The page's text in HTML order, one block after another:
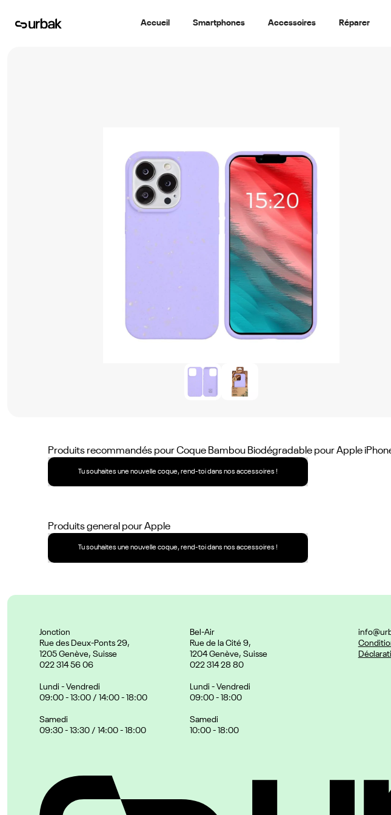
Accueil Smartphones Accessoires Réparer
Produits recommandés pourCoque Bambou Biodégradable pour Apple
Tu souhaites une nouvelle coque, rend-toi dans nos accessoires !
Produits general pourApple
Tu souhaites une nouvelle coque, rend-toi dans nos accessoires !
Jonction
Rue des Deux-Ponts 29,
1205 Genève, Suisse
022 314 56 06
Lundi - Vendredi
09:00 - 13:00 / 14:00 - 18:00
Samedi
09:30 - 13:30 / 14:00 - 18:00
Bel-Air
Rue de la Cité 9,
1204 Genève, Suisse
022 314 28 80
Lundi - Vendredi
09:00 - 18:00
Samedi
10:00 - 18:00